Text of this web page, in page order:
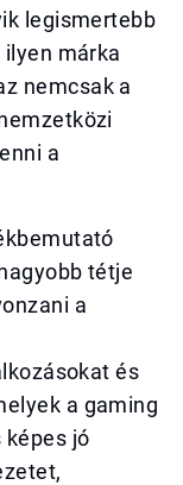
legismertebb
márka
nemcsak a
a
tétje
a
és
a gaming
képes jó